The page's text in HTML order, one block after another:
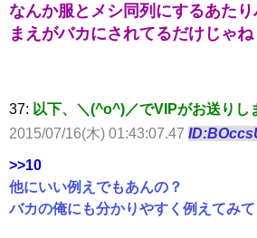
なんか服とメシ同列にするあた
まえがバカにされてるだけじゃね
37: 以下、＼(^o^)／でVIPがお送りし
2015/07/16(木) 01:43:07.47
>>10
他にいい例えでもあんの？
バカの俺にも分かりやすく例えてみて